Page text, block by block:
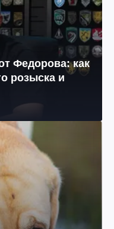
Федорова: как
розыска и